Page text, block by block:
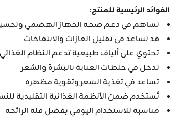
الفوائد الرئيسية للمنتج:
تساهم في دعم صحة الجهاز الهضمي
قد تساعد في تقليل الغازات والانتفاخات
تحتوي على ألياف طبيعية تدعم النظام الغذائي
تدخل في خلطات العناية بالبشرة والشعر
تساعد في تغذية الشعر وتقوية مظهره
تُستخدم ضمن الأنظمة الغذائية التقليدية
مناسبة للاستخدام اليومي بفضل قلة الرائحة